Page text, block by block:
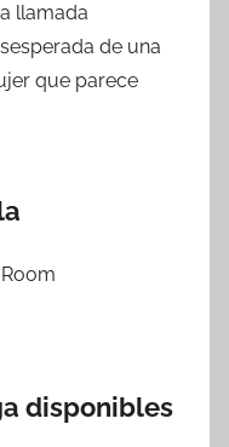
llamada
de una
que parece
disponibles